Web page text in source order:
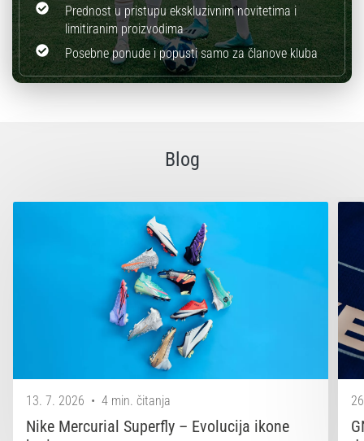
Prednost u pristupu ekskluzivnim novitetima i
limitiranim proizvodima
Posebne ponude i popusti samo za članove kluba
Blog
13. 7. 2026 • 4 min. čitanja
Nike Mercurial Superfly – Evolucija ikone